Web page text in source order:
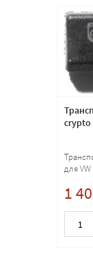
crypto
для
1